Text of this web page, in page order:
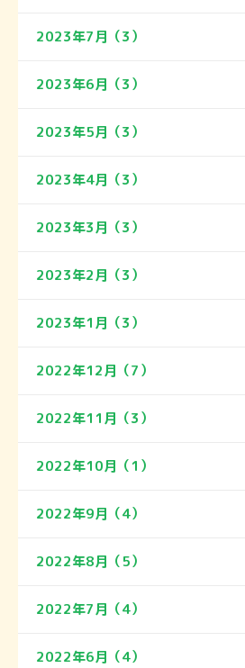
2023年7月（3）
2023年6月（3）
2023年5月（3）
2023年4月（3）
2023年3月（3）
2023年2月（3）
2023年1月（3）
2022年12月（7）
2022年11月（3）
2022年10月（1）
2022年9月（4）
2022年8月（5）
2022年7月（4）
2022年6月（4）